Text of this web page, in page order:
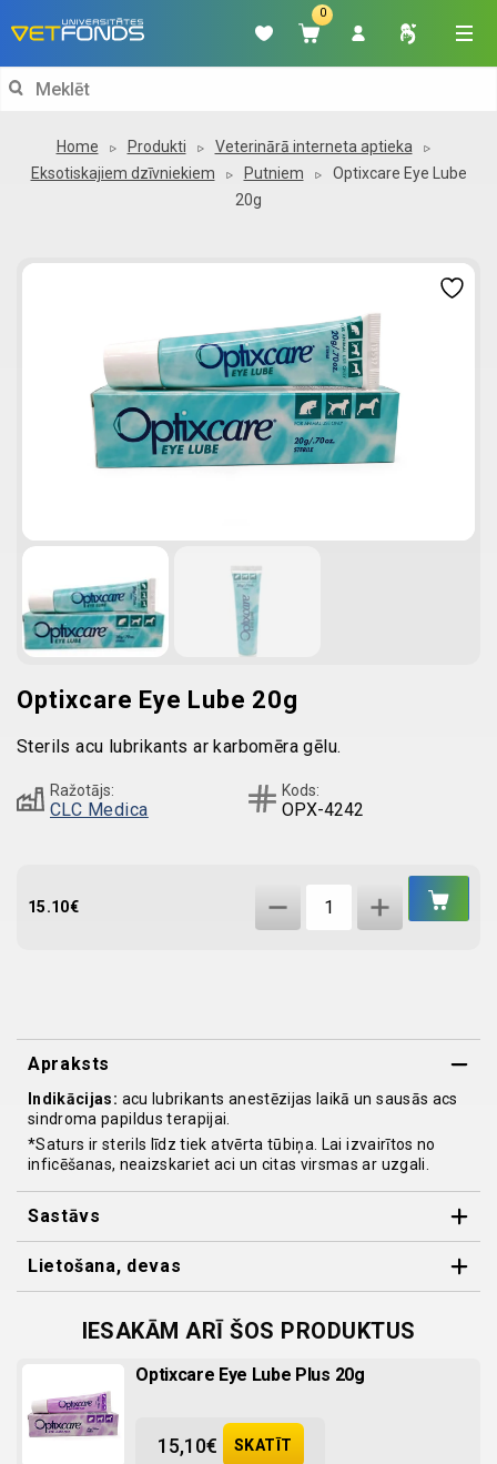
0
Search
Home Produkti
Veterinārā interneta aptieka
Eksotiskajiem dzīvniekiem
Putniem
Optixcare Eye Lube
20g
Optixcare Eye Lube 20g
Sterils acu lubrikants ar karbomēra gēlu.
Ražotājs:
CLC Medica
Kods:
OPX-4242
15.10€
Apraksts
Indikācijas: acu lubrikants anestēzijas laikā un sausās acs
sindroma papildus terapijai.
*Saturs ir sterils līdz tiek atvērta tūbiņa. Lai izvairītos no
inficēšanas, neaizskariet aci un citas virsmas ar uzgali.
Sastāvs
hidroksīts. Konservanti – dinātrija EDTA un cetrimīds.
Lietošana, devas
vai konjunktīvas maisā.
dienā vai kā noteicis veterinārārsts.
IESAKĀM ARĪ ŠOS PRODUKTUS
Optixcare Eye Lube Plus 20g
15,10€ SKATĪT